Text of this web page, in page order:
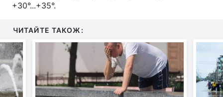
Тема оформлення
+30°...+35°.
ЧИТАЙТЕ ТАКОЖ: